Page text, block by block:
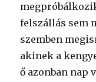
felszállás sem
szemben
akinek a
ő azonban nap